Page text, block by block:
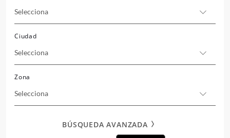
Selecciona
Ciudad
Selecciona
Zona
Selecciona
BÚSQUEDA AVANZADA